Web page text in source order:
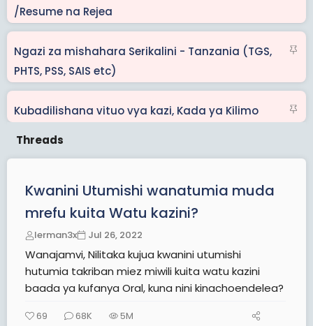
i
k
/Resume na Rejea
S
i
k
Ngazi za mishahara Serikalini - Tanzania (TGS,
PHTS, PSS, SAIS etc)
S
t
c
Kubadilishana vituo vya kazi, Kada ya Kilimo
Kwanini Utumishi wanatumia muda
mrefu kuita Watu kazini?
lerman3x Jul 26, 2022
Wanajamvi, Nilitaka kujua kwanini utumishi
hutumia takriban miez miwili kuita watu kazini
baada ya kufanya Oral, kuna nini kinachoendelea?
69 68K 5M